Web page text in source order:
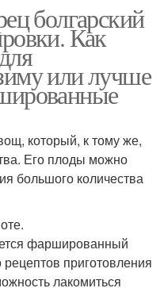
болгарский
Как
или лучше
который, к тому же,
Его плоды можно
большого количества
фаршированный
приготовления
лакомиться